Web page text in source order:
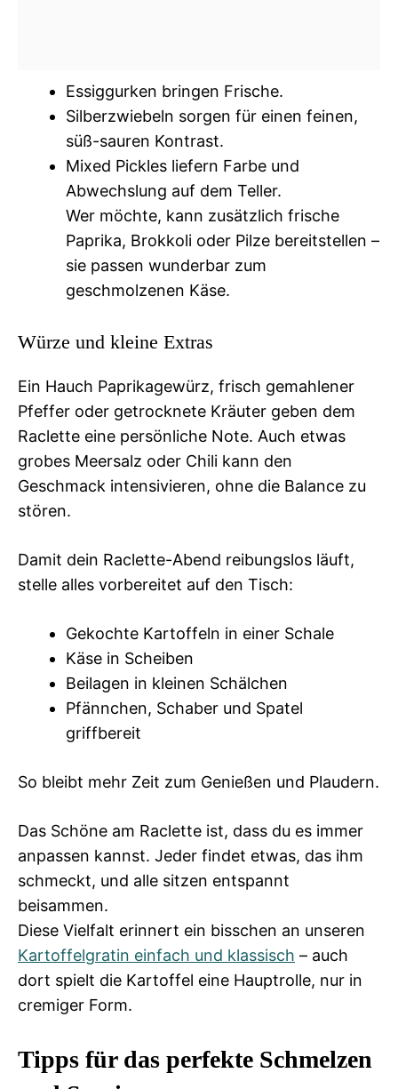
Essiggurken bringen Frische.
Silberzwiebeln sorgen für einen feinen,
süß-sauren Kontrast.
Mixed Pickles liefern Farbe und
Abwechslung auf dem Teller.
Wer möchte, kann zusätzlich frische
Paprika, Brokkoli oder Pilze bereitstellen –
sie passen wunderbar zum
geschmolzenen Käse.
Würze und kleine Extras
Ein Hauch Paprikagewürz, frisch gemahlener
Pfeffer oder getrocknete Kräuter geben dem
Raclette eine persönliche Note. Auch etwas
grobes Meersalz oder Chili kann den
Geschmack intensivieren, ohne die Balance zu
stören.
Damit dein Raclette-Abend reibungslos läuft,
stelle alles vorbereitet auf den Tisch:
Gekochte Kartoffeln in einer Schale
Käse in Scheiben
Beilagen in kleinen Schälchen
Pfännchen, Schaber und Spatel
griffbereit
So bleibt mehr Zeit zum Genießen und Plaudern.
Das Schöne am Raclette ist, dass du es immer
anpassen kannst. Jeder findet etwas, das ihm
schmeckt, und alle sitzen entspannt
beisammen.
Diese Vielfalt erinnert ein bisschen an unseren
Kartoffelgratin einfach und klassisch – auch
dort spielt die Kartoffel eine Hauptrolle, nur in
cremiger Form.
Tipps für das perfekte Schmelzen